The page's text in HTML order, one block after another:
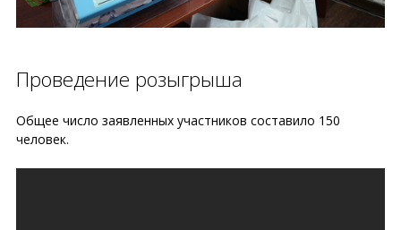
Проведение розыгрыша
Общее число заявленных участников составило 150
человек.